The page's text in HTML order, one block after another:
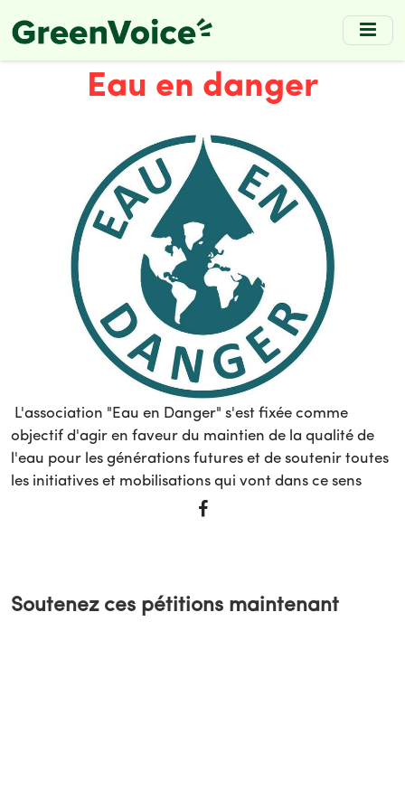
to
Eau en danger
L'association "Eau en Danger" s'est fixée comme
objectif d'agir en faveur du maintien de la qualité de
l'eau pour les générations futures et de soutenir toutes
les initiatives et mobilisations qui vont dans ce sens
Soutenez ces pétitions maintenant